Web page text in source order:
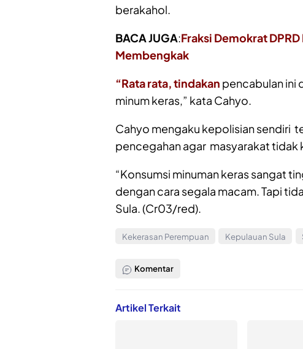
berakahol.
BACA JUGA:Fraksi Demokrat
Membengkak
“Rata rata, tindakan pencabulan ini
minum keras,” kata Cahyo.
Cahyo mengaku kepolisian sendiri
pencegahan agar masyarakat tidak
“Konsumsi minuman keras sangat
dengan cara segala macam. Tapi
Sula. (Cr03/red).
Kekerasan Perempuan Kepulauan Sula
Komentar
Artikel Terkait